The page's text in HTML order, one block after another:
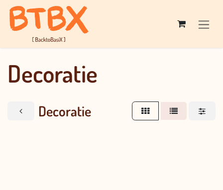
Overslaan naar inhoud
Decoratie
Decoratie